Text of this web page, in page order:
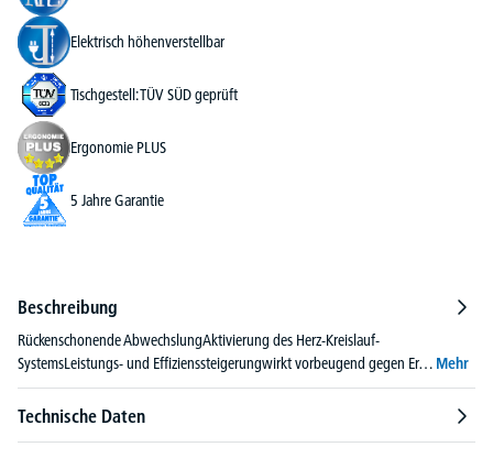
Elektrisch höhenverstellbar
Tischgestell: TÜV SÜD geprüft
Ergonomie PLUS
5 Jahre Garantie
Beschreibung
Rückenschonende AbwechslungAktivierung des Herz-Kreislauf-
SystemsLeistungs- und Effizienssteigerungwirkt vorbeugend gegen Er… Mehr
Technische Daten